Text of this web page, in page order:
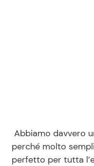
Abbiamo davvero
perché molto
perfetto per tutta